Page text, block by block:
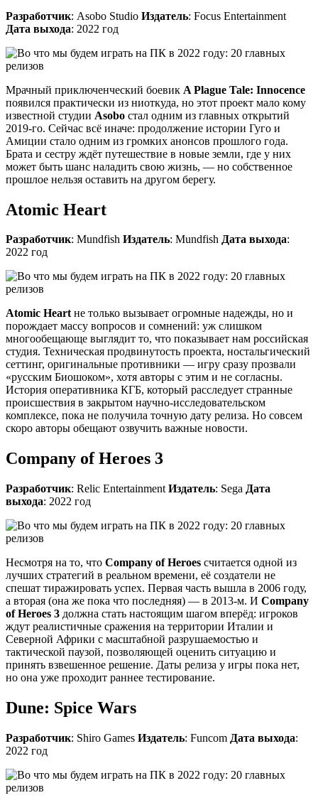
Разработчик: Asobo Studio Издатель: Focus Entertainment
Дата выхода: 2022 год
Мрачный приключенческий боевик A Plague Tale: Innocence
появился практически из ниоткуда, но этот проект мало кому
известной студии Asobo стал одним из главных открытий
2019-го. Сейчас всё иначе: продолжение истории Гуго и
Амиции стало одним из громких анонсов прошлого года.
Брата и сестру ждёт путешествие в новые земли, где у них
может быть шанс наладить свою жизнь, — но собственное
прошлое нельзя оставить на другом берегу.
Atomic Heart
Разработчик: Mundfish Издатель: Mundfish Дата выхода:
2022 год
Atomic Heartне только вызывает огромные надежды, но и
порождает массу вопросов и сомнений: уж слишком
многообещающе выглядит то, что показывает нам российская
студия. Техническая продвинутость проекта, ностальгический
сеттинг, оригинальные противники — игру сразу прозвали
«русским Биошоком», хотя авторы с этим и не согласны.
История оперативника КГБ, который расследует странные
происшествия в закрытом научно-исследовательском
комплексе, пока не получила точную дату релиза. Но совсем
скоро авторы обещают озвучить важные новости.
Company of Heroes 3
Разработчик: Relic Entertainment Издатель: Sega Дата
выхода: 2022 год
Несмотря на то, что Company of Heroes считается одной из
лучших стратегий в реальном времени, её создатели не
спешат тиражировать успех. Первая часть вышла в 2006 году,
а вторая (она же пока что последняя) — в 2013-м. И Company
of Heroes 3 должна стать настоящим шагом вперёд: игроков
ждут реалистичные сражения на территории Италии и
Северной Африки с масштабной разрушаемостью и
тактической паузой, позволяющей оценить ситуацию и
принять взвешенное решение. Даты релиза у игры пока нет,
но она уже проходит раннее тестирование.
Dune: Spice Wars
Разработчик: Shiro Games Издатель: Funcom Дата выхода:
2022 год